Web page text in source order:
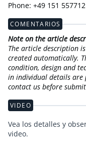
Phone: +49 151
COMENTARIOS
Note on the article
The article description
created automatically.
condition, design and
in individual details are
contact us before
VIDEO
Vea los detalles y
video.